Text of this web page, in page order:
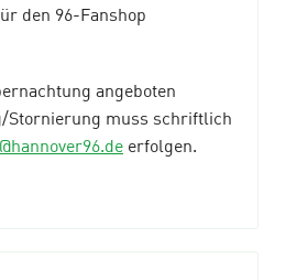
den 96-Fanshop
angeboten
Stornierung muss schriftlich
erfolgen.